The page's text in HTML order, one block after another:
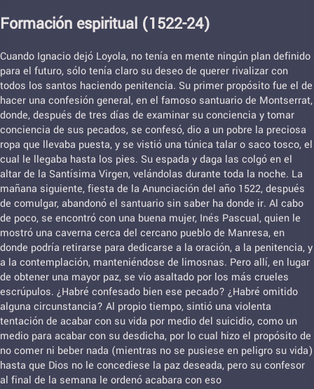
Formación espiritual (1522-24)
Cuando Ignacio dejó Loyola, no tenía en mente ningún plan definido
para el futuro, sólo tenía claro su deseo de querer rivalizar con
todos los santos haciendo penitencia. Su primer propósito fue el de
hacer una confesión general, en el famoso santuario de Montserrat,
donde, después de tres días de examinar su conciencia y tomar
conciencia de sus pecados, se confesó, dio a un pobre la preciosa
ropa que llevaba puesta, y se vistió una túnica talar o saco tosco, el
cual le llegaba hasta los pies. Su espada y daga las colgó en el
altar de la Santísima Virgen, velándolas durante toda la noche. La
mañana siguiente, fiesta de la Anunciación del año 1522, después
de comulgar, abandonó el santuario sin saber ha donde ir. Al cabo
de poco, se encontró con una buena mujer, Inés Pascual, quien le
mostró una caverna cerca del cercano pueblo de Manresa, en
donde podría retirarse para dedicarse a la oración, a la penitencia, y
a la contemplación, manteniéndose de limosnas. Pero allí, en lugar
de obtener una mayor paz, se vio asaltado por los más crueles
escrúpulos. ¿Habré confesado bien ese pecado? ¿Habré omitido
alguna circunstancia? Al propio tiempo, sintió una violenta
tentación de acabar con su vida por medio del suicidio, como un
medio para acabar con su desdicha, por lo cual hizo el propósito de
no comer ni beber nada (mientras no se pusiese en peligro su vida)
hasta que Dios no le concediese la paz deseada, pero su confesor
al final de la semana le ordenó acabara con eso